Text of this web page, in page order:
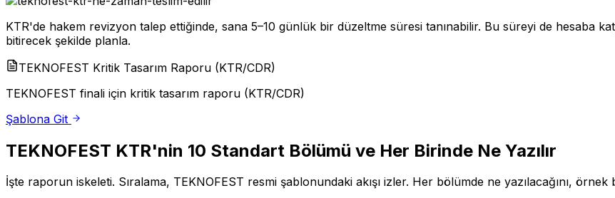
KTR'de hakem revizyon talep ettiğinde, sana 5–10 günlük bir düzeltme süresi tanınabilir. Bu süreyi de hesaba
bitirecek şekilde planla.
TEKNOFEST Kritik Tasarım Raporu (KTR/CDR)
TEKNOFEST finali için kritik tasarım raporu (KTR/CDR)
Şablona Git
TEKNOFEST KTR'nin 10 Standart Bölümü ve Her Birinde Ne Yazılır
İşte raporun iskeleti. Sıralama, TEKNOFEST resmi şablonundaki akışı izler. Her bölümde ne yazılacağını, örnek